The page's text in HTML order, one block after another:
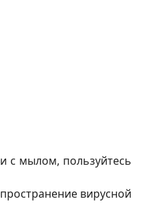
с мылом, пользуйтесь
вирусной